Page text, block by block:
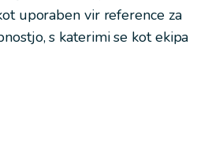
uporaben vir reference za
s katerimi se kot ekipa